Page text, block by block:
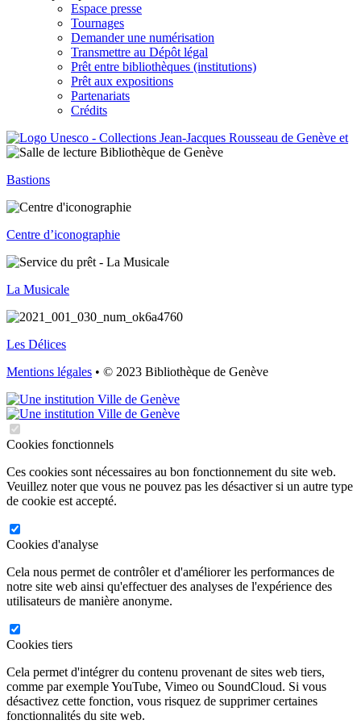
Espace presse
Tournages
Demander une numérisation
Transmettre au Dépôt légal
Prêt entre bibliothèques (institutions)
Prêt aux expositions
Partenariats
Crédits
Bastions
Centre d’iconographie
La Musicale
Les Délices
Mentions légales • © 2023 Bibliothèque de Genève
Cookies fonctionnels
Ces cookies sont nécessaires au bon fonctionnement du site web.
Veuillez noter que vous ne pouvez pas les désactiver si un autre type
de cookie est accepté.
Cookies d'analyse
Cela nous permet de contrôler et d'améliorer les performances de
notre site web ainsi qu'effectuer des analyses de l'expérience des
utilisateurs de manière anonyme.
Cookies tiers
Cela permet d'intégrer du contenu provenant de sites web tiers,
comme par exemple YouTube, Vimeo ou SoundCloud. Si vous
désactivez cette fonction, vous risquez de supprimer certaines
fonctionnalités du site web.